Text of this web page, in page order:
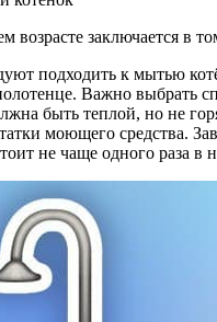
возрасте заключается в
подходить к мытью
Важно выбрать
быть теплой, но не
моющего средства.
не чаще одного раза в